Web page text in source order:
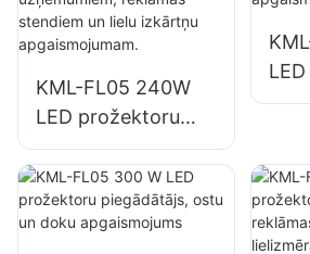
KML-FL05 240W
LED prožektoru
piegādātājs,
piemērots
rūpniecības
uzņēmumiem,